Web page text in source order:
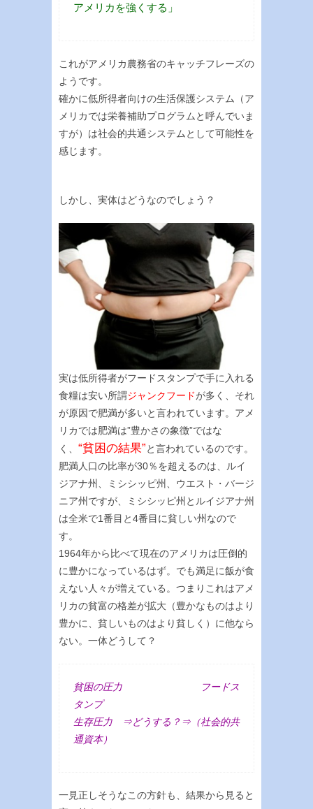
アメリカを強くする」
これがアメリカ農務省のキャッチフレーズの
ようです。
確かに低所得者向けの生活保護システム（ア
メリカでは栄養補助プログラムと呼んでいま
すが）は社会的共通システムとして可能性を
感じます。
しかし、実体はどうなのでしょう？
実は低所得者がフードスタンプで手に入れる
食糧は安い所謂ジャンクフードが多く、それ
が原因で肥満が多いと言われています。アメ
リカでは肥満は”豊かさの象徴”ではな
く、 “貧困の結果”と言われているのです。
肥満人口の比率が30％を超えるのは、ルイ
ジアナ州、ミシシッピ州、ウエスト・バージ
ニア州ですが、ミシシッピ州とルイジアナ州
は全米で1番目と4番目に貧しい州なので
す。
1964年から比べて現在のアメリカは圧倒的
に豊かになっているはず。でも満足に飯が食
えない人々が増えている。つまりこれはアメ
リカの貧富の格差が拡大（豊かなものはより
豊かに、貧しいものはより貧しく）に他なら
ない。一体どうして？
貧困の圧力 フードス
タンプ
生存圧力 ⇒どうする？⇒（社会的共
通資本）
一見正しそうなこの方針も、結果から見ると